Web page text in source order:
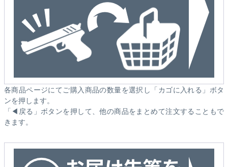
各商品ページにてご購入商品の数量を選択し「カゴに入れる」ボタ
ンを押します。
「◀戻る」ボタンを押して、他の商品をまとめて注文することもで
きます。